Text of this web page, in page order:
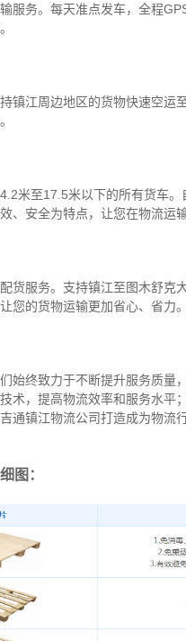
服务。每天准点发车，全程
镇江周边地区的货物快速空运
米至17.5米以下的所有货车
安全为特点，让您在物流运
货服务。支持镇江至图木舒克
您的货物运输更加省心、省力。
始终致力于不断提升服务质量
术，提高物流效率和服务水平
通镇江物流公司打造成为物流
图：